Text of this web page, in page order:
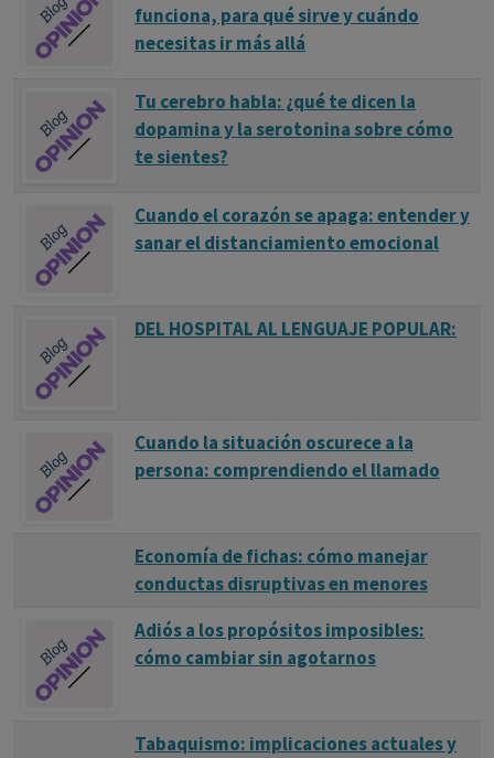
funciona, para qué sirve y cuándo
necesitas ir más allá
Tu cerebro habla: ¿qué te dicen la
dopamina y la serotonina sobre cómo
te sientes?
Cuando el corazón se apaga: entender y
sanar el distanciamiento emocional
DEL HOSPITAL AL LENGUAJE POPULAR:
Cuando la situación oscurece a la
persona: comprendiendo el llamado
Economía de fichas: cómo manejar
conductas disruptivas en menores
Adiós a los propósitos imposibles:
cómo cambiar sin agotarnos
Tabaquismo: implicaciones actuales y